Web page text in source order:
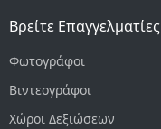
Βρείτε Επαγγελματίες
Φωτογράφοι
Βιντεογράφοι
Χώροι Δεξιώσεων